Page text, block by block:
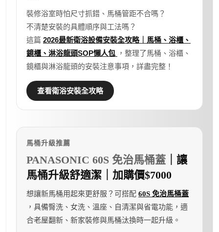
裝修浴室時怕尺寸抓錯、馬桶管距不合嗎？
不清楚安裝的具體順序與工法嗎？
這篇 2026最新衛浴設備安裝全攻略｜馬桶、浴櫃、
鏡櫃、淋浴龍頭SOP懶人包 ，整理了馬桶、浴櫃、
鏡櫃與淋浴龍頭的安裝注意事項，詳盡完整！
查看衛浴安裝全攻略
馬桶升級推薦
PANASONIC 60S 免治馬桶蓋 ｜讓
馬桶升級舒適潔｜加購價$7000
想讓新馬桶用起來更舒服？可搭配 60S 免治馬桶蓋
，具備臀洗、女洗、溫座、自清潔與省電功能，適
合老屋翻新、新家裝修與馬桶汰換時一起升級。